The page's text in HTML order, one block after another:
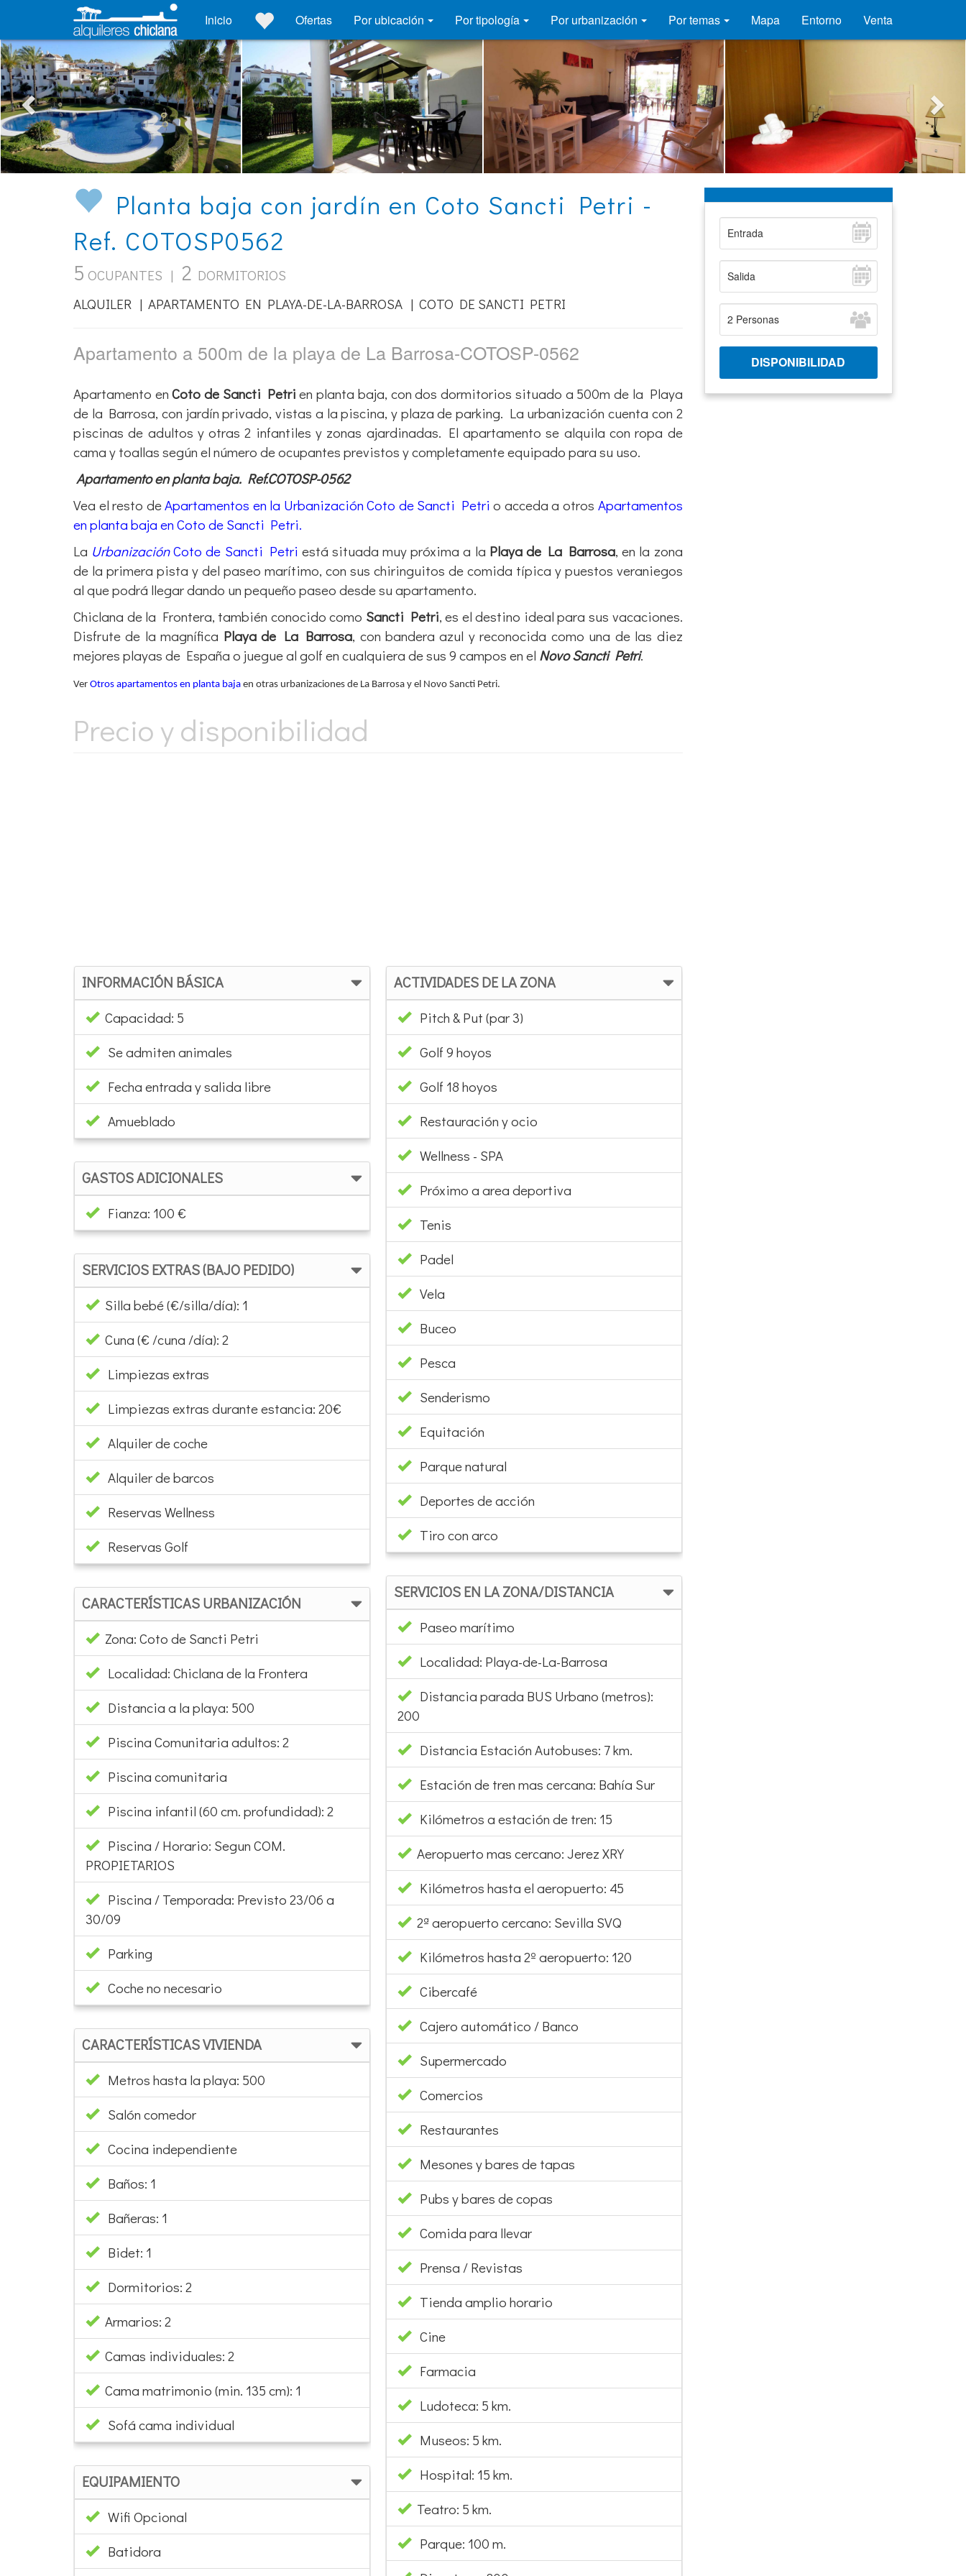
Inicio Ofertas Por ubicación Por tipología Por urbanización Por temas Mapa Entorno Venta
Planta baja con jardín en Coto Sancti Petri -
Ref. COTOSP0562
5 OCUPANTES | 2 DORMITORIOS
ALQUILER | APARTAMENTO EN PLAYA-DE-LA-BARROSA | COTO DE SANCTI PETRI
Apartamento a 500m de la playa de La Barrosa-COTOSP-0562
Apartamento enCoto de Sancti Petri en planta baja, con dos dormitorios situado a 500m de la Playa
de la Barrosa, con jardín privado, vistas a la piscina, y plaza de parking. La urbanización cuenta con 2
piscinas de adultos y otras 2 infantiles y zonas ajardinadas. El apartamento se alquila con ropa de
cama y toallas según el número de ocupantes previstos y completamente equipado para su uso.
Apartamento en planta baja. Ref.COTOSP-0562
Vea el resto deApartamentos en la Urbanización Coto de Sancti Petri o acceda a otros Apartamentos
en planta baja en Coto de Sancti Petri.
La UrbanizaciónCoto de Sancti Petri está situada muy próxima a la Playa de La Barrosa, en la zona
de la primera pista y del paseo marítimo, con sus chiringuitos de comida típica y puestos veraniegos
al que podrá llegar dando un pequeño paseo desde su apartamento.
Chiclana de la Frontera, también conocido como Sancti Petri, es el destino ideal para sus vacaciones.
Disfrute de la magnífica Playa de La Barrosa, con bandera azul y reconocida como una de las diez
mejores playas de España o juegue al golf en cualquiera de sus 9 campos en el Novo Sancti Petri.
Ver Otros apartamentos en planta baja en otras urbanizaciones de La Barrosa y el Novo Sancti Petri.
Precio y disponibilidad
INFORMACIÓN BÁSICA
Capacidad: 5
Se admiten animales
Fecha entrada y salida libre
Amueblado
GASTOS ADICIONALES
Fianza: 100 €
SERVICIOS EXTRAS (BAJO PEDIDO)
Silla bebé (€/silla/día): 1
Cuna (€ /cuna /día): 2
Limpiezas extras
Limpiezas extras durante estancia: 20€
Alquiler de coche
Alquiler de barcos
Reservas Wellness
Reservas Golf
CARACTERÍSTICAS URBANIZACIÓN
Zona: Coto de Sancti Petri
Localidad: Chiclana de la Frontera
Distancia a la playa: 500
Piscina Comunitaria adultos: 2
Piscina comunitaria
Piscina infantil (60 cm. profundidad): 2
Piscina / Horario: Segun COM.
PROPIETARIOS
Piscina / Temporada: Previsto 23/06 a
30/09
Parking
Coche no necesario
CARACTERÍSTICAS VIVIENDA
Metros hasta la playa: 500
Salón comedor
Cocina independiente
Baños: 1
Bañeras: 1
Bidet: 1
Dormitorios: 2
Armarios: 2
Camas individuales: 2
Cama matrimonio (min. 135 cm): 1
Sofá cama individual
EQUIPAMIENTO
Wifi Opcional
Batidora
ACTIVIDADES DE LA ZONA
Pitch & Put (par 3)
Golf 9 hoyos
Golf 18 hoyos
Restauración y ocio
Wellness - SPA
Próximo a area deportiva
Tenis
Padel
Vela
Buceo
Pesca
Senderismo
Equitación
Parque natural
Deportes de acción
Tiro con arco
SERVICIOS EN LA ZONA/DISTANCIA
Paseo marítimo
Localidad: Playa-de-La-Barrosa
Distancia parada BUS Urbano (metros):
200
Distancia Estación Autobuses: 7 km.
Estación de tren mas cercana: Bahía Sur
Kilómetros a estación de tren: 15
Aeropuerto mas cercano: Jerez XRY
Kilómetros hasta el aeropuerto: 45
2ª aeropuerto cercano: Sevilla SVQ
Kilómetros hasta 2º aeropuerto: 120
Cibercafé
Cajero automático / Banco
Supermercado
Comercios
Restaurantes
Mesones y bares de tapas
Pubs y bares de copas
Comida para llevar
Prensa / Revistas
Tienda amplio horario
Cine
Farmacia
Ludoteca: 5 km.
Museos: 5 km.
Hospital: 15 km.
Teatro: 5 km.
Parque: 100 m.